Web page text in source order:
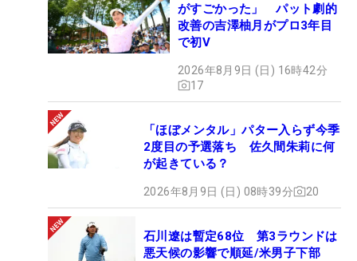
がすごかった」 パット劇的
改善の吉澤柚月がプロ3年目
で初V
2026年8月9日 (日) 16時42分
17
「ほぼメンタル」パター入らず今季
2度目の予選落ち 佐久間朱莉に何
が起きている？
2026年8月9日 (日) 08時39分 20
石川遼は暫定68位 第3ラウンドは
悪天候の影響で順延/米男子下部